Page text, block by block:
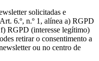
solicitadas e
6.º, n.º 1, alínea a) RGPD
RGPD (interesse legítimo)
retirar o consentimento a
ou no centro de